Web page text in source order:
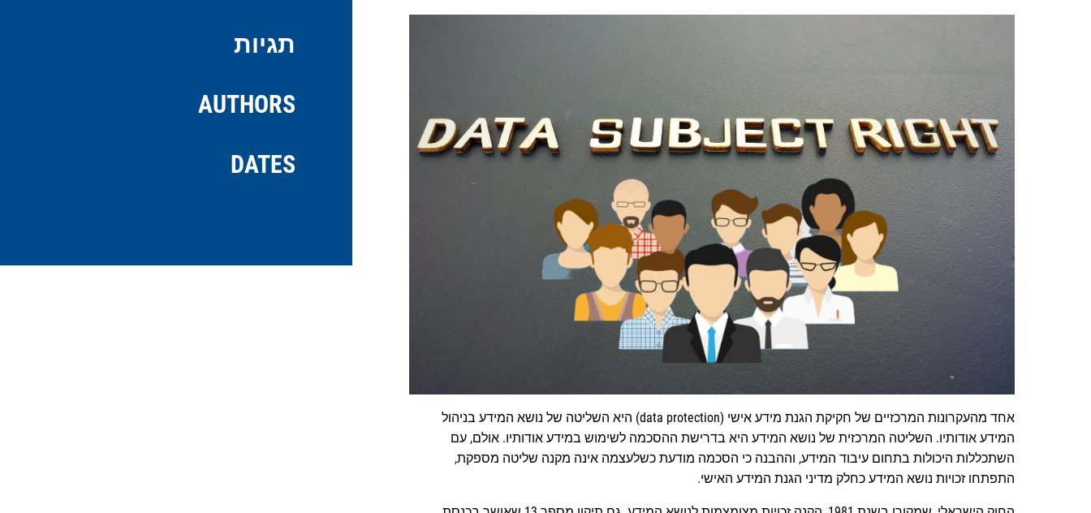
אחד מהעקרונות המרכזיים של חקיקת הגנת מידע אישי (data protection) היא השליטה של נושא המידע בניהול
המידע אודותיו. השליטה המרכזית של נושא המידע היא בדרישת ההסכמה לשימוש במידע אודותיו. אולם, עם
השתכללות היכולות בתחום עיבוד המידע, וההבנה כי הסכמה מודעת כשלעצמה אינה מקנה שליטה מספקת,
התפתחו זכויות נושא המידע כחלק מדיני הגנת המידע האישי.
תגיות
AUTHORS
DATES